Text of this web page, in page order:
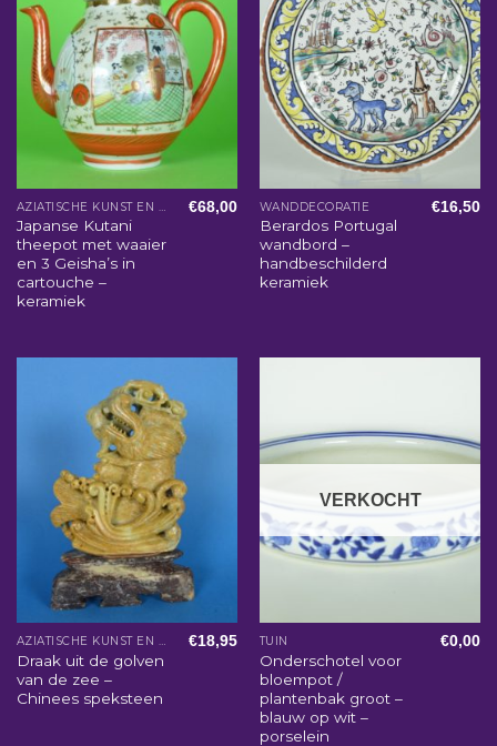
AZIATISCHE KUNST EN WOONACCESSOIRES
Japanse Kutani
theepot met waaier
en 3 Geisha’s in
cartouche –
keramiek
€68,00 WANDDECORATIE
Berardos Portugal
wandbord –
handbeschilderd
keramiek
€16,50
AZIATISCHE KUNST EN WOONACCESSOIRES
Draak uit de golven
van de zee –
Chinees speksteen
€18,95
VERKOCHT
TUIN
Onderschotel voor
bloempot /
plantenbak groot –
blauw op wit –
porselein
€0,00